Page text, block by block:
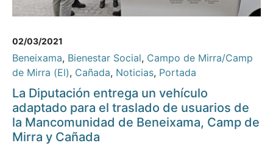
02/03/2021
Beneixama, Bienestar Social, Campo de Mirra/Camp
de Mirra (El), Cañada, Noticias, Portada
La Diputación entrega un vehículo
adaptado para el traslado de usuarios de
la Mancomunidad de Beneixama, Camp de
Mirra y Cañada